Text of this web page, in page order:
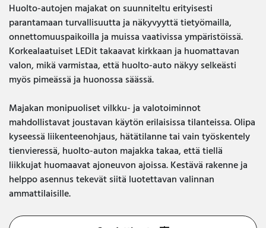
Huolto-autojen majakat on suunniteltu erityisesti
parantamaan turvallisuutta ja näkyvyyttä tietyömailla,
onnettomuuspaikoilla ja muissa vaativissa ympäristöissä.
Korkealaatuiset LEDit takaavat kirkkaan ja huomattavan
valon, mikä varmistaa, että huolto-auto näkyy selkeästi
myös pimeässä ja huonossa säässä.
Majakan monipuoliset vilkku- ja valotoiminnot
mahdollistavat joustavan käytön erilaisissa tilanteissa. Olipa
kyseessä liikenteenohjaus, hätätilanne tai vain työskentely
tienvieressä, huolto-auton majakka takaa, että tiellä
liikkujat huomaavat ajoneuvon ajoissa. Kestävä rakenne ja
helppo asennus tekevät siitä luotettavan valinnan
ammattilaisille.